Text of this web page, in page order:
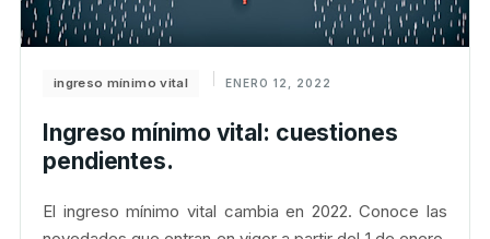
ingreso mínimo vital ENERO 12, 2022
Ingreso mínimo vital: cuestiones
pendientes.
El ingreso mínimo vital cambia en 2022. Conoce las